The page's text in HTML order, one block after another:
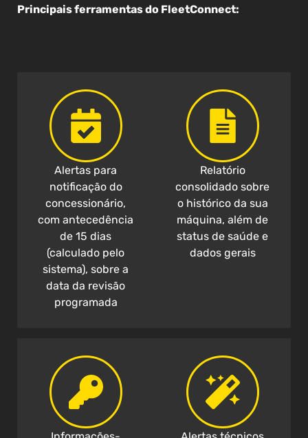
Principais ferramentas do FleetConnect:
Alertas para
notificação do
concessionário,
com antecedência
de 15 dias
(calculado pelo
sistema), sobre a
data da revisão
programada
Relatório
consolidado sobre
o histórico da sua
máquina, além de
status de saúde e
dados gerais